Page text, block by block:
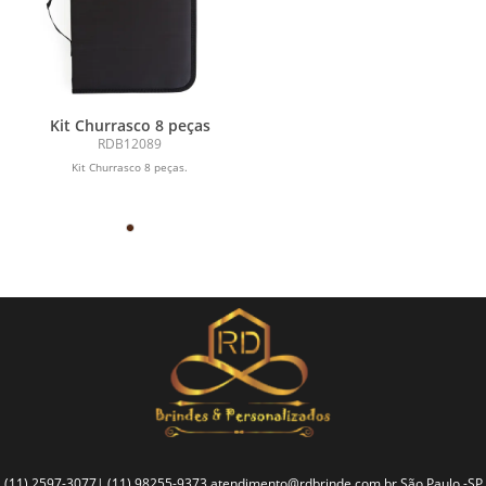
Kit Churrasco 8 peças
RDB12089
Kit Churrasco 8 peças.